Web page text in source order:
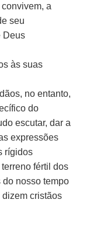
a
seu
Deus
às suas
no entanto,
do
escutar, dar a
expressões
rígidos
fértil dos
nosso tempo
cristãos